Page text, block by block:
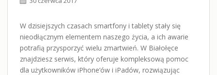
W dzisiejszych czasach smartfony i tablety stały się
nieodłącznym elementem naszego życia, a ich awarie
potrafią przysporzyć wielu zmartwień. W Białołęce
znajdziesz serwis, który oferuje kompleksową pomoc
dla użytkowników iPhone’ów i iPadów, rozwiązując